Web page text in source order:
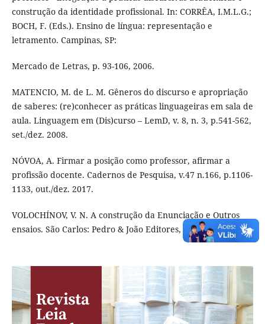
construção da identidade profissional. In: CORRÊA, I.M.L.G.;
BOCH, F. (Eds.). Ensino de língua: representação e
letramento. Campinas, SP:
Mercado de Letras, p. 93-106, 2006.
MATENCIO, M. de L. M. Gêneros do discurso e apropriação
de saberes: (re)conhecer as práticas linguageiras em sala de
aula. Linguagem em (Dis)curso – LemD, v. 8, n. 3, p.541-562,
set./dez. 2008.
NÓVOA, A. Firmar a posição como professor, afirmar a
profissão docente. Cadernos de Pesquisa, v.47 n.166, p.1106-
1133, out./dez. 2017.
VOLOCHÍNOV, V. N. A construção da Enunciação e Outros
ensaios. São Carlos: Pedro & João Editores, 2013.